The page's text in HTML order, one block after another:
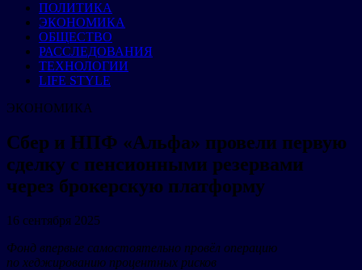
ПОЛИТИКА
ЭКОНОМИКА
ОБЩЕСТВО
РАССЛЕДОВАНИЯ
ТЕХНОЛОГИИ
LIFE STYLE
ЭКОНОМИКА
Сбер и НПФ «Альфа» провели первую
сделку с пенсионными резервами
через брокерскую платформу
16 сентября 2025
Фонд впервые самостоятельно провёл операцию
по хеджированию процентных рисков